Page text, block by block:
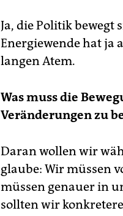
Ja, die Politik bewegt
Energiewende hat ja
langen Atem.
Was muss die
Veränderungen zu
Daran wollen wir
glaube: Wir müssen
müssen genauer in
sollten wir